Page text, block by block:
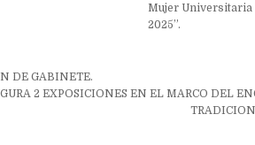
Mujer Universitaria
2025”.
DE GABINETE.
2 EXPOSICIONES EN EL MARCO DEL